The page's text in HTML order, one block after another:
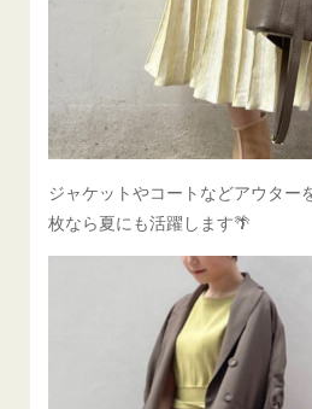
ジャケットやコートなどアウター
枚なら夏にも活躍します🌴